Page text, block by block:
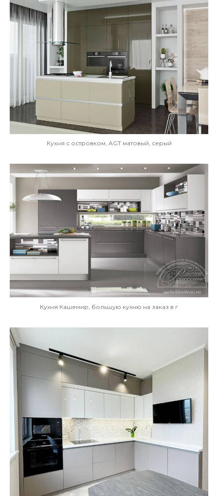
Кухня с островком, AGT матовый, серый
Кухня Кашемир, большую кухню на заказ в г